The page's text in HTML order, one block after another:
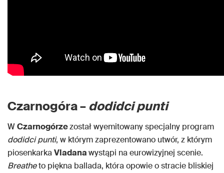
Czarnogóra – dodidci punti
WCzarnogórzezostał wyemitowany specjalny program
dodidci punti, w którym zaprezentowano utwór, z którym
piosenkarkaVladanawystąpi na eurowizyjnej scenie.
Breatheto piękna ballada, która opowie o stracie bliskiej